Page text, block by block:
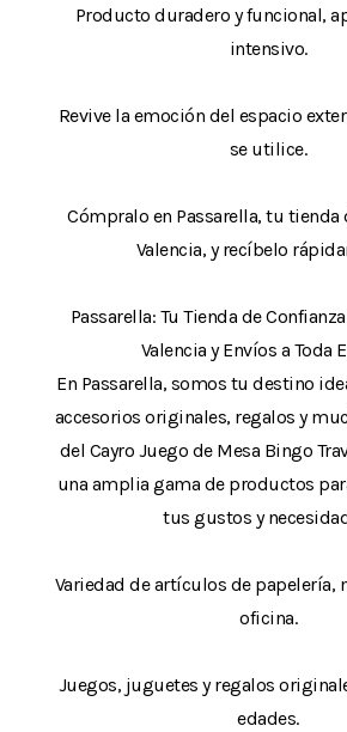
Producto duradero y funcional,
intensivo.
Revive la emoción del espacio
se utilice.
Cómpralo en Passarella, tu tienda
Valencia, y recíbelo
Passarella: Tu Tienda de
Valencia y Envíos a Toda
En Passarella, somos tu destino
accesorios originales, regalos y
del Cayro Juego de Mesa Bingo
una amplia gama de productos
tus gustos y
Variedad de artículos de papelería,
oficina.
Juegos, juguetes y regalos
edades.